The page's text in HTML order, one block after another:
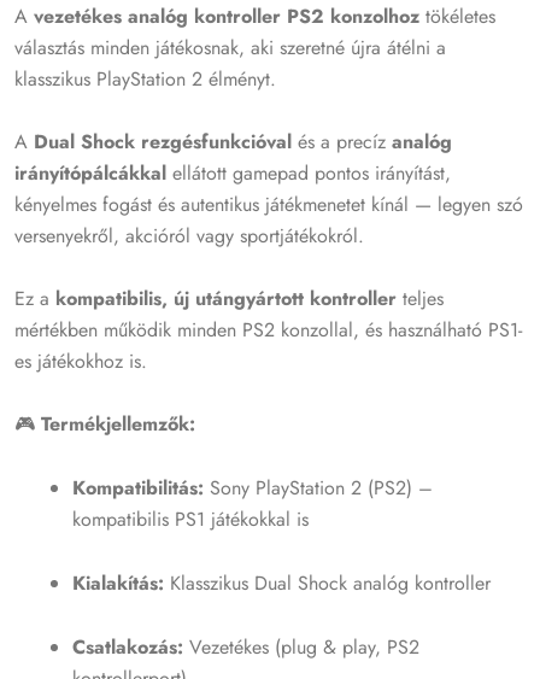
Avezetékes analóg kontroller PS2 konzolhoz tökéletes
választás minden játékosnak, aki szeretné újra átélni a
klasszikus PlayStation 2 élményt.
A Dual Shock rezgésfunkcióval és a precízanalóg
irányítópálcákkal ellátott gamepad pontos irányítást,
kényelmes fogást és autentikus játékmenetet kínál — legyen szó
versenyekről, akcióról vagy sportjátékokról.
Ez a kompatibilis, új utángyártott kontroller teljes
mértékben működik minden PS2 konzollal, és használható PS1-
es játékokhoz is.
🎮Termékjellemzők:
Kompatibilitás: Sony PlayStation 2 (PS2) –
kompatibilis PS1 játékokkal is
Kialakítás: Klasszikus Dual Shock analóg kontroller
Csatlakozás: Vezetékes (plug & play, PS2